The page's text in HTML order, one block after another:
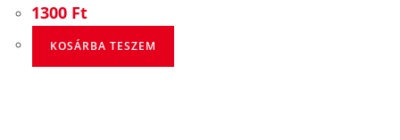
1300 Ft
KOSÁRBA TESZEM